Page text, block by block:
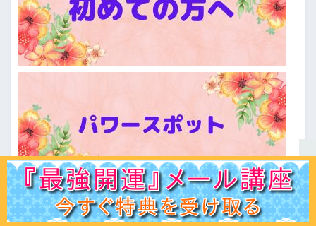
ホーム 初見の方へﾌﾟﾛﾌｨｰﾙ 鑑定ﾒﾆｭｰ運命学講座易占講座お客様声体験談 記事一覧お問合せ Q＆A 出版書